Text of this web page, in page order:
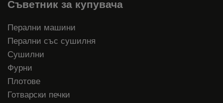
Съветник за купувача
Перални машини
Перални със сушилня
Сушилни
Фурни
Плотове
Готварски печки